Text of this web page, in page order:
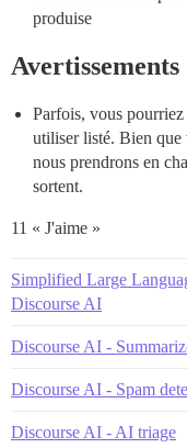
produise
Avertissements
Parfois, vous
utiliser listé. Bien que
nous prendrons en
sortent.
11 « J'aime »
Simplified Large
Discourse AI
Discourse AI -
Discourse AI - Spam
Discourse AI - AI triage